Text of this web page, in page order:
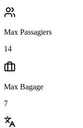
Max Passagiers
14
Max Bagage
7